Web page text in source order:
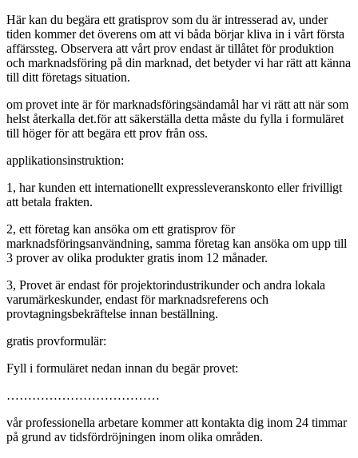
Här kan du begära ett gratisprov som du är intresserad av, under
tiden kommer det överens om att vi båda börjar kliva in i vårt första
affärssteg. Observera att vårt prov endast är tillåtet för produktion
och marknadsföring på din marknad, det betyder vi har rätt att känna
till ditt företags situation.
om provet inte är för marknadsföringsändamål har vi rätt att när som
helst återkalla det.för att säkerställa detta måste du fylla i formuläret
till höger för att begära ett prov från oss.
applikationsinstruktion:
1, har kunden ett internationellt expressleveranskonto eller frivilligt
att betala frakten.
2, ett företag kan ansöka om ett gratisprov för
marknadsföringsanvändning, samma företag kan ansöka om upp till
3 prover av olika produkter gratis inom 12 månader.
3, Provet är endast för projektorindustrikunder och andra lokala
varumärkeskunder, endast för marknadsreferens och
provtagningsbekräftelse innan beställning.
gratis provformulär:
Fyll i formuläret nedan innan du begär provet:
………………………………
vår professionella arbetare kommer att kontakta dig inom 24 timmar
på grund av tidsfördröjningen inom olika områden.